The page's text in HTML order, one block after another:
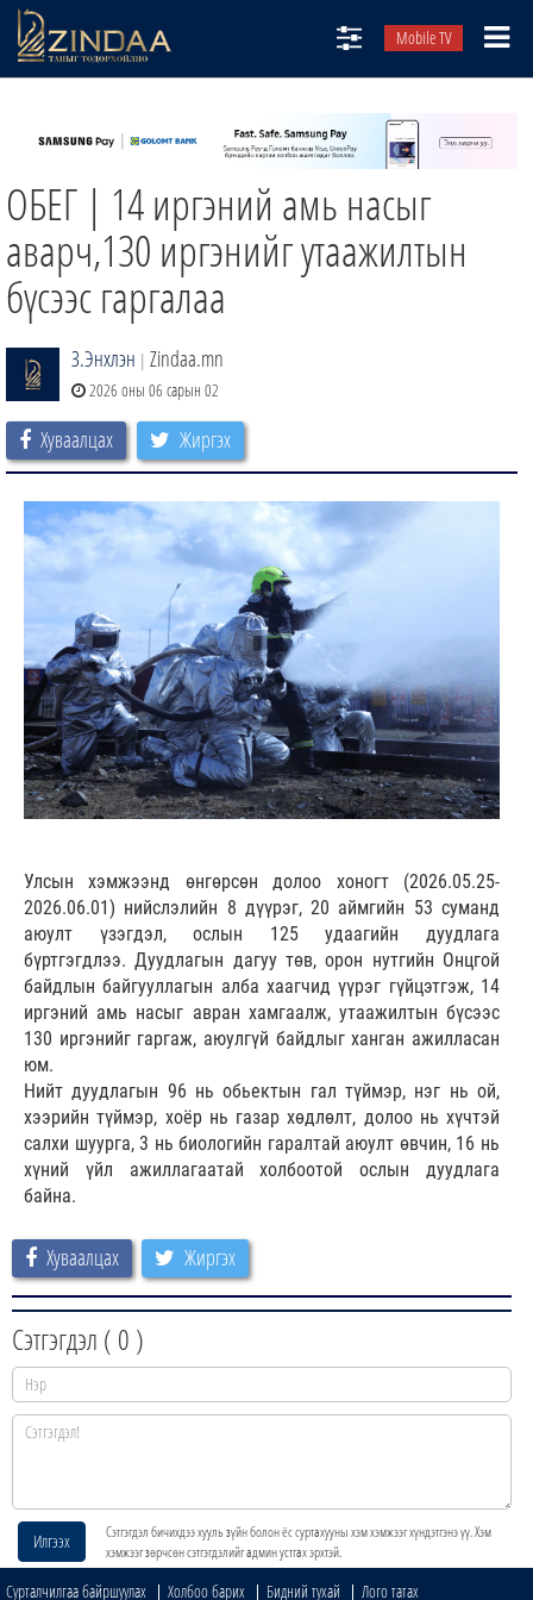
Mobile TV
ТВ8
ӨГЛӨӨНИЙ СОНИН
АУДИО ЗОХИОЛ
ЗИНДАА СЭТГҮҮЛ
ОБЕГ | 14 иргэний амь насыг
аварч,130 иргэнийг утаажилтын
бүсээс гаргалаа
З.Энхлэн | Zindaa.mn
2026 оны 06 сарын 02
Хуваалцах Жиргэх
Улсын хэмжээнд өнгөрсөн долоо хоногт (2026.05.25-
2026.06.01) нийслэлийн 8 дүүрэг, 20 аймгийн 53 суманд
аюулт үзэгдэл, ослын 125 удаагийн дуудлага
бүртгэгдлээ. Дуудлагын дагуу төв, орон нутгийн Онцгой
байдлын байгууллагын алба хаагчид үүрэг гүйцэтгэж, 14
иргэний амь насыг авран хамгаалж, утаажилтын бүсээс
130 иргэнийг гаргаж, аюулгүй байдлыг ханган ажилласан
юм.
Нийт дуудлагын 96 нь обьектын гал түймэр, нэг нь ой,
хээрийн түймэр, хоёр нь газар хөдлөлт, долоо нь хүчтэй
салхи шуурга, 3 нь биологийн гаралтай аюулт өвчин, 16 нь
хүний үйл ажиллагаатай холбоотой ослын дуудлага
байна.
Хуваалцах Жиргэх
Сэтгэгдэл ( 0 )
Илгээх
Сэтгэгдэл бичихдээ хууль зүйн болон ёс суртахууны хэм хэмжээг хүндэтгэнэ үү. Хэм
хэмжээг зөрчсөн сэтгэгдэлийг админ устгах эрхтэй.
Сурталчилгаа байршуулах Холбоо барих Бидний тухай Лого татах